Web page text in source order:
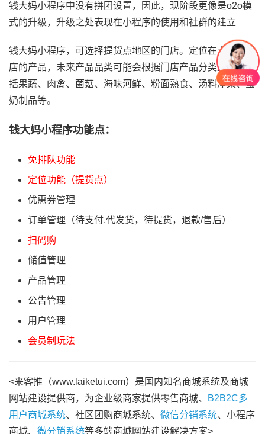
钱大妈小程序中没有拼团设置，因此，现阶段更像是o2o模
式的升级，升级之处表现在小程序的使用和社群的建立
钱大妈小程序，可选择提货点地区的门店。定位在大部分门
店的产品，未来产品品类可能会根据门店产品分类上线，包
括果蔬、肉禽、菌菇、海味河鲜、粉面熟食、汤料净菜、蛋
奶制品等。
钱大妈小程序功能点：
免排队功能
定位功能（提货点）
优惠券管理
订单管理（待支付,代发货，待提货，退款/售后）
扫码购
储值管理
产品管理
公告管理
用户管理
会员制玩法
<来客推（www.laiketui.com）是国内知名商城系统及商城
网站建设提供商，为企业级商家提供零售商城、
B2B2C多
用户商城系统、社区团购商城系统、 微信分销系统、小程序
商城、 微分销系统等多端商城网站建设解决方案>